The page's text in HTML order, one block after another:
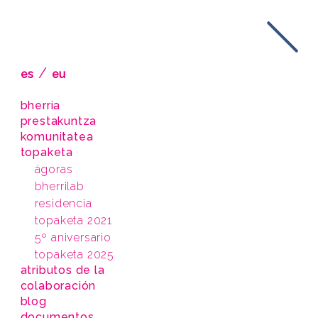
es / eu
bherria
prestakuntza
komunitatea
topaketa
ágoras
bherrilab
residencia
topaketa 2021
5º aniversario
topaketa 2025
atributos de la
colaboración
blog